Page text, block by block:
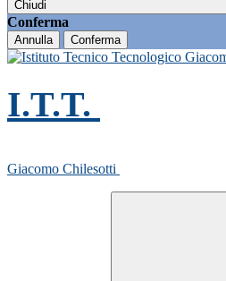
Chiudi
Conferma
Annulla Conferma
I.T.T.
Giacomo Chilesotti